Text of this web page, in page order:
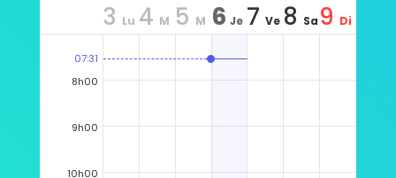
3 Lu
n
4 M
ar
5 M
er
6 Je
u
7 Ve
n
8 Sa 9 Di
8h00
9h00
10h00
07:31